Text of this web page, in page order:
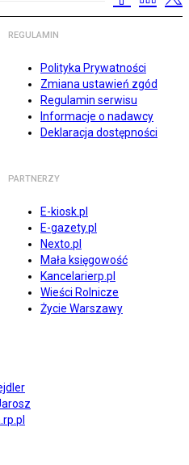
REGULAMIN
Polityka Prywatności
Zmiana ustawień zgód
Regulamin serwisu
Informacje o nadawcy
Deklaracja dostępności
PARTNERZY
E-kiosk.pl
E-gazety.pl
Nexto.pl
Mała księgowość
Kancelarierp.pl
Wieści Rolnicze
Życie Warszawy